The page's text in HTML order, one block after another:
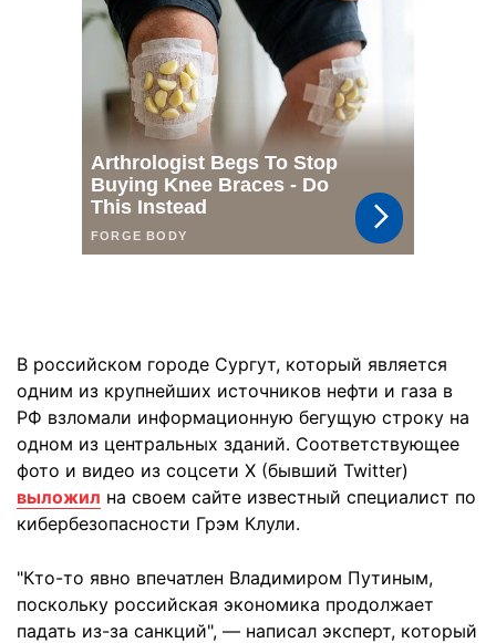
В российском городе Сургут, который является
одним из крупнейших источников нефти и газа в
РФ взломали информационную бегущую строку на
одном из центральных зданий. Соответствующее
фото и видео из соцсети X (бывший Twitter)
выложил на своем сайте известный специалист по
кибербезопасности Грэм Клули.
"Кто-то явно впечатлен Владимиром Путиным,
поскольку российская экономика продолжает
падать из-за санкций", — написал эксперт, который